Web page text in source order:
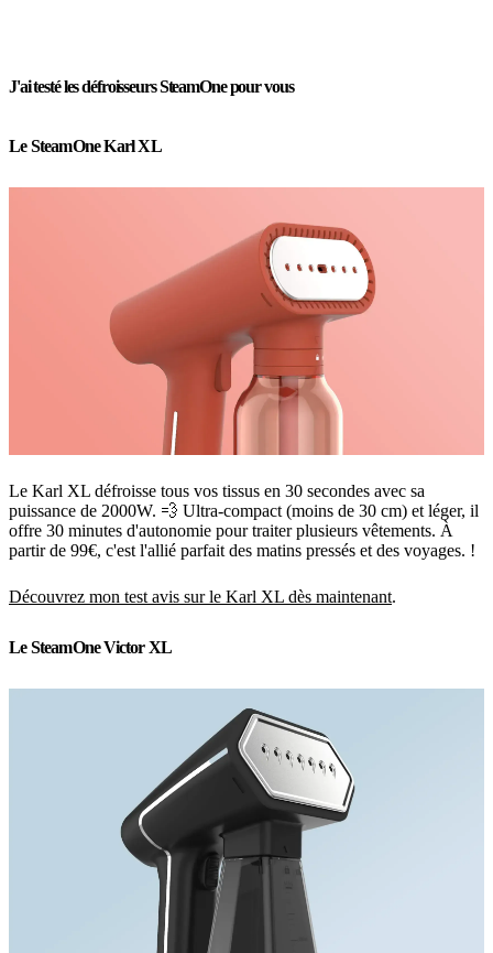
J'ai testé les défroisseurs SteamOne pour vous
Le SteamOne Karl XL
Le Karl XL défroisse tous vos tissus en 30 secondes avec sa
puissance de 2000W. 💨 Ultra-compact (moins de 30 cm) et léger, il
offre 30 minutes d'autonomie pour traiter plusieurs vêtements. À
partir de 99€, c'est l'allié parfait des matins pressés et des voyages. !
Découvrez mon test avis sur le Karl XL dès maintenant.
Le SteamOne Victor XL